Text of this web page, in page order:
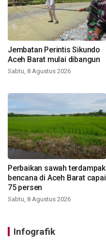
Jembatan Perintis Sikundo
Aceh Barat mulai dibangun
Sabtu, 8 Agustus 2026
Perbaikan sawah terdampak
bencana di Aceh Barat capai
75 persen
Sabtu, 8 Agustus 2026
Infografik